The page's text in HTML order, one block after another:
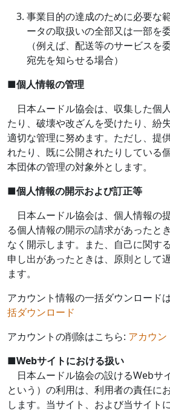
事業目的の達成のために必要な
ータの取扱いの全部又は一部を
（例えば、配送等のサービスを
宛先を知らせる場合）
■個人情報の管理
日本ムードル協会は、収集した個
たり、破壊や改ざんを受けたり、紛
適切な管理に努めます。ただし、提
れたり、既に公開されたりしている
本団体の管理の対象外とします。
■個人情報の開示および訂正等
日本ムードル協会は、個人情報の
る個人情報の開示の請求があったと
なく開示します。また、自己に関す
申し出があったときは、原則として
ます。
アカウント情報の一括ダウンロード
括ダウンロード
アカウントの削除はこちら: アカウン
■Webサイトにおける扱い
日本ムードル協会の設けるWebサ
という）の利用は、利用者の責任に
します。当サイト、および当サイト